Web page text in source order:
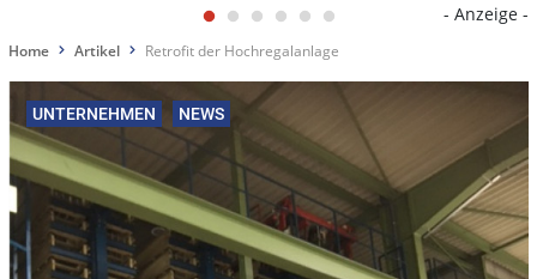
- Anzeige -
Home Artikel Retrofit der Hochregalanlage
UNTERNEHMEN NEWS